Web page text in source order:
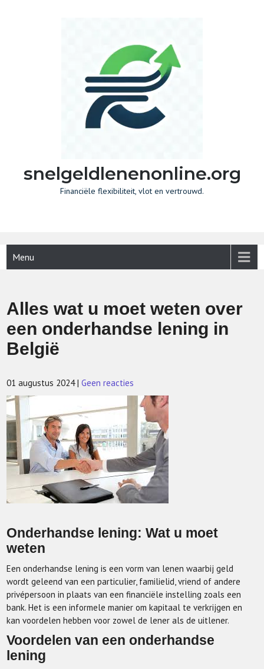
snelgeldlenenonline.org
Financiële flexibiliteit, vlot en vertrouwd.
Menu
Alles wat u moet weten over
een onderhandse lening in
België
01 augustus 2024 |Geen reacties
Onderhandse lening: Wat u moet
weten
Een onderhandse lening is een vorm van lenen waarbij geld
wordt geleend van een particulier, familielid, vriend of andere
privépersoon in plaats van een financiële instelling zoals een
bank. Het is een informele manier om kapitaal te verkrijgen en
kan voordelen hebben voor zowel de lener als de uitlener.
Voordelen van een onderhandse
lening